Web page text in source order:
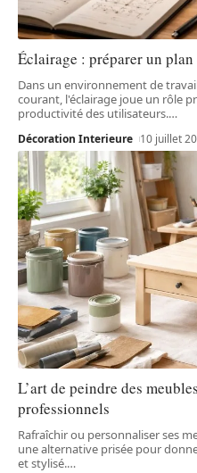
Éclairage : préparer un
Dans un environnement de
courant, l'éclairage joue un rôle
productivité des utilisateurs.…
Décoration Interieure 10 juillet
L’art de peindre des
professionnels
Rafraîchir ou personnaliser ses
une alternative prisée pour
et stylisé.…